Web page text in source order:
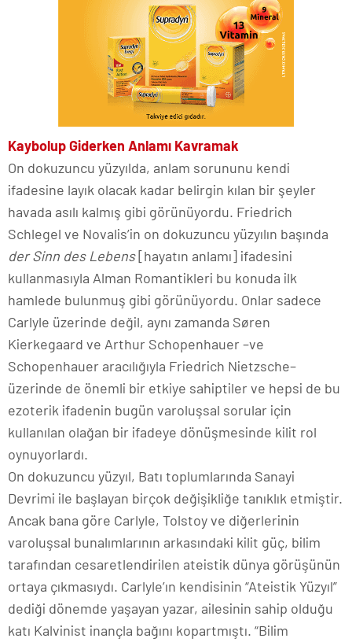
Kaybolup Giderken Anlamı Kavramak
On dokuzuncu yüzyılda, anlam sorununu kendi
ifadesine layık olacak kadar belirgin kılan bir şeyler
havada asılı kalmış gibi görünüyordu. Friedrich
Schlegel ve Novalis’in on dokuzuncu yüzyılın başında
der Sinn des Lebens[hayatın anlamı] ifadesini
kullanmasıyla Alman Romantikleri bu konuda ilk
hamlede bulunmuş gibi görünüyordu. Onlar sadece
Carlyle üzerinde değil, aynı zamanda Søren
Kierkegaard ve Arthur Schopenhauer –ve
Schopenhauer aracılığıyla Friedrich Nietzsche–
üzerinde de önemli bir etkiye sahiptiler ve hepsi de bu
ezoterik ifadenin bugün varoluşsal sorular için
kullanılan olağan bir ifadeye dönüşmesinde kilit rol
oynuyorlardı.
On dokuzuncu yüzyıl, Batı toplumlarında Sanayi
Devrimi ile başlayan birçok değişikliğe tanıklık etmiştir.
Ancak bana göre Carlyle, Tolstoy ve diğerlerinin
varoluşsal bunalımlarının arkasındaki kilit güç, bilim
tarafından cesaretlendirilen ateistik dünya görüşünün
ortaya çıkmasıydı. Carlyle’ın kendisinin “Ateistik Yüzyıl”
dediği dönemde yaşayan yazar, ailesinin sahip olduğu
katı Kalvinist inançla bağını kopartmıştı. “Bilim